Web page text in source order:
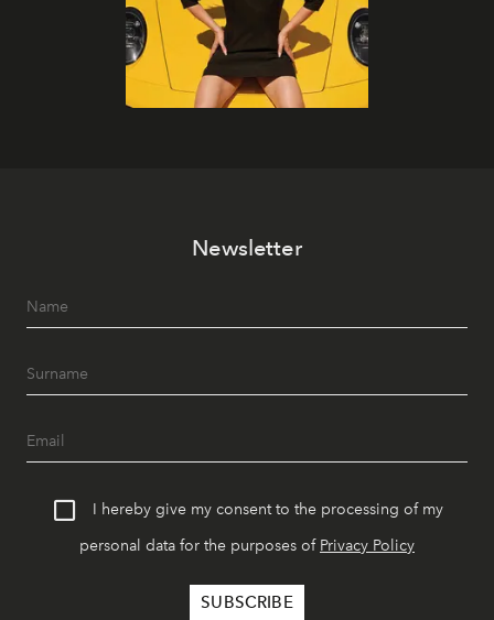
Newsletter
I hereby give my consent to the processing of my
personal data for the purposes of Privacy Policy